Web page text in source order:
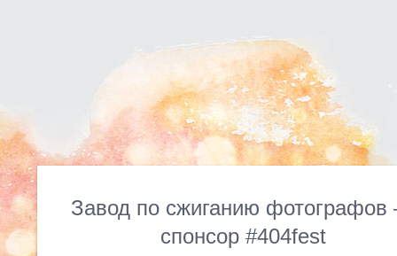
Завод по сжиганию
спонсор #404fest